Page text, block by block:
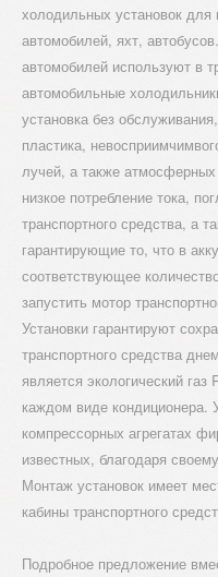
холодильных установок
автомобилей, яхт,
автомобилей используют в
автомобильные
установка без
пластика,
лучей, а также
низкое потребление тока,
транспортного средства, а
гарантирующие то, что в
соответствующее
запустить мотор
Установки гарантируют
транспортного средства
является экологический
каждом виде кондиционера.
компрессорных агрегатах
известных, благодаря
Монтаж установок имеет
кабины транспортного
Подробное предложение